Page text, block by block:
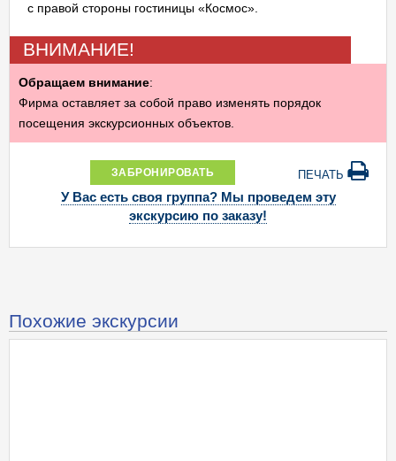
с правой стороны гостиницы «Космос».
ВНИМАНИЕ!
Обращаем внимание:
Фирма оставляет за собой право изменять порядок
посещения экскурсионных объектов.
ЗАБРОНИРОВАТЬ ПЕЧАТЬ
У Вас есть своя группа? Мы проведем эту
экскурсию по заказу!
Похожие экскурсии